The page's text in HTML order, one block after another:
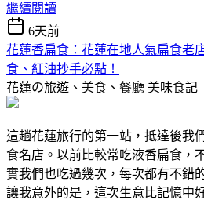
繼續閱讀
6天前
花蓮香扁食：花蓮在地人氣扁食老
食、紅油抄手必點！
花蓮の旅遊、美食、餐廳 美味食記
這趟花蓮旅行的第一站，抵達後我
食名店。以前比較常吃液香扁食，
實我們也吃過幾次，每次都有不錯
讓我意外的是，這次生意比記憶中